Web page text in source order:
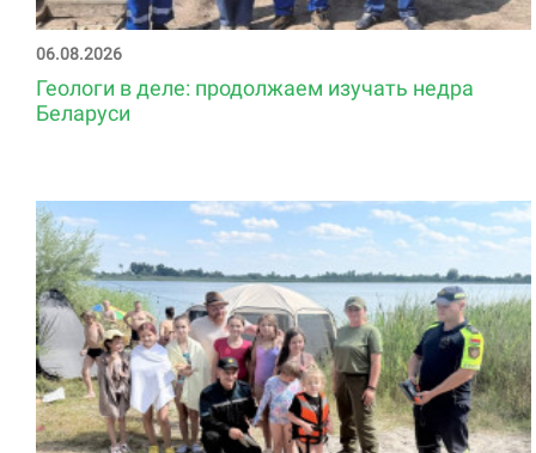
06.08.2026
Геологи в деле: продолжаем изучать недра
Беларуси